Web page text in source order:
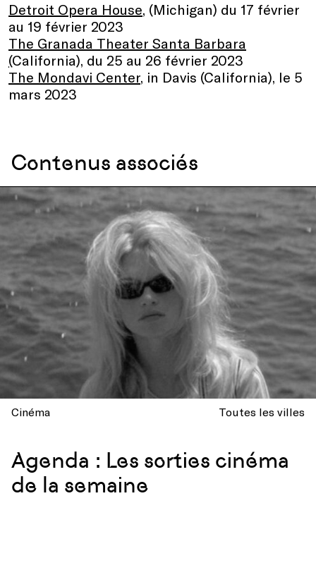
Detroit Opera House, (Michigan) du 17 février
au 19 février 2023
The Granada Theater Santa Barbara
(California), du 25 au 26 février 2023
The Mondavi Center, in Davis (California), le 5
mars 2023
Contenus associés
Cinéma Toutes les villes
Agenda : Les sorties cinéma
de la semaine